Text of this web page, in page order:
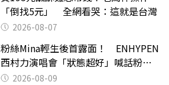
「倒找5元」 全網看哭：這就是台灣
2026-08-07
粉絲Mina輕生後首露面！ ENHYPEN
西村力演唱會「狀態超好」喊話粉
絲：我們心意相通
2026-08-09